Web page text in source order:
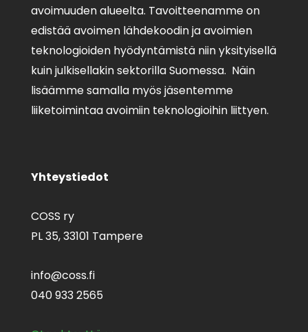
avoimuuden alueelta. Tavoitteenamme on
edistää avoimen lähdekoodin ja avoimien
teknologioiden hyödyntämistä niin yksityisellä
kuin julkisellakin sektorilla Suomessa. Näin
lisäämme samalla myös jäsentemme
liiketoimintaa avoimiin teknologioihin liittyen.
Yhteystiedot
COSS ry
PL 35,33101 Tampere
info@coss.fi
040 933 2565